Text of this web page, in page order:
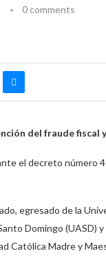
0 comments
del fraude fiscal
el decreto número
egresado de la
Domingo
Católica Madre y